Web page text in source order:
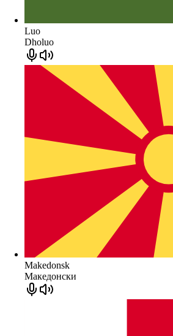
Luo
Dholuo
Makedonsk
Македонски